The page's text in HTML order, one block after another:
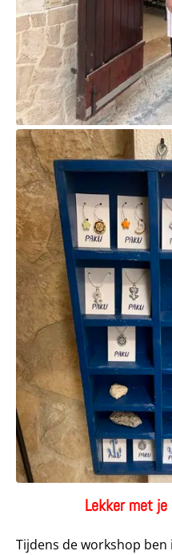
Lekker met je
Tijdens de workshop